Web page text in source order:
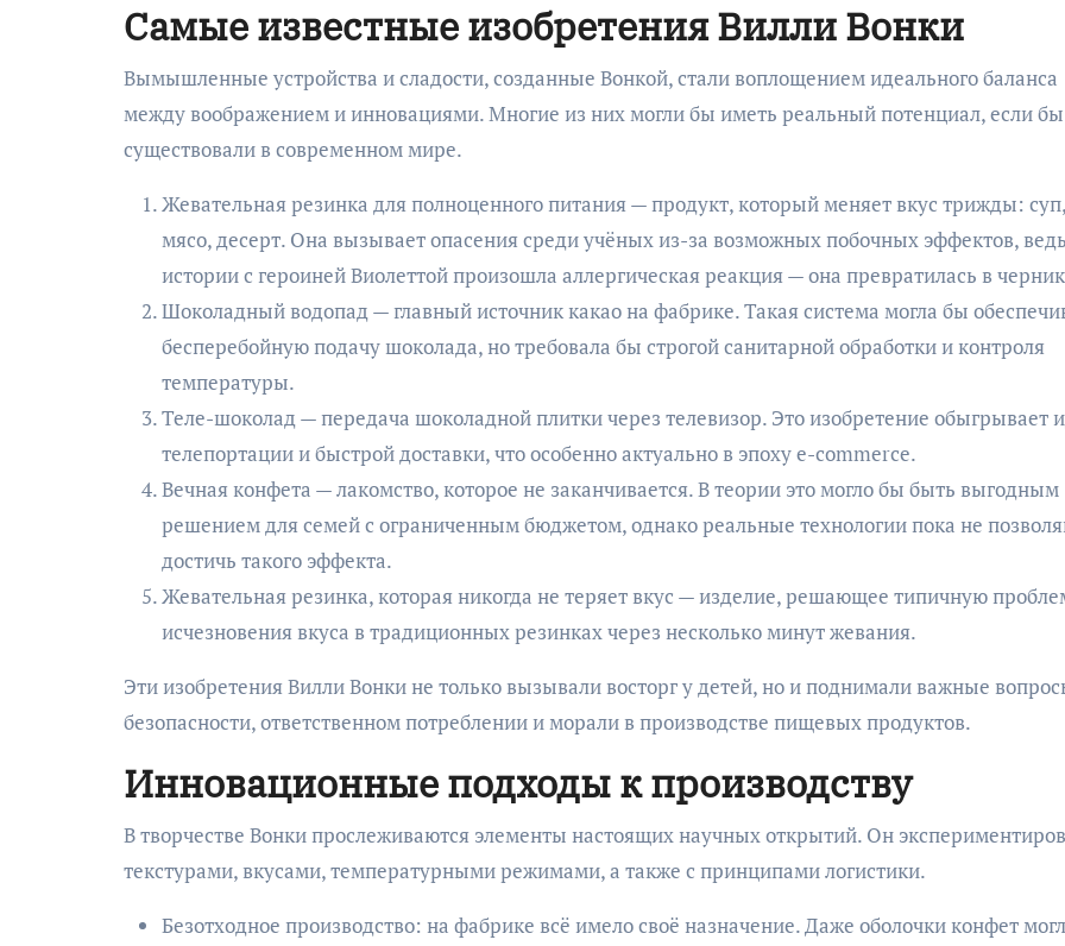
Самые известные изобретения Вилли Вонки
Вымышленные устройства и сладости, созданные Вонкой, стали воплощением идеального баланса
между воображением и инновациями. Многие из них могли бы иметь реальный потенциал, если бы
существовали в современном мире.
Жевательная резинка для полноценного питания — продукт, который меняет вкус трижды: суп,
мясо, десерт. Она вызывает опасения среди учёных из-за возможных побочных эффектов,
истории с героиней Виолеттой произошла аллергическая реакция — она превратилась в
Шоколадный водопад — главный источник какао на фабрике. Такая система могла бы
бесперебойную подачу шоколада, но требовала бы строгой санитарной обработки и контроля
температуры.
Теле-шоколад — передача шоколадной плитки через телевизор. Это изобретение обыгрывает
телепортации и быстрой доставки, что особенно актуально в эпоху e-commerce.
Вечная конфета — лакомство, которое не заканчивается. В теории это могло бы быть выгодным
решением для семей с ограниченным бюджетом, однако реальные технологии пока не
достичь такого эффекта.
Жевательная резинка, которая никогда не теряет вкус — изделие, решающее типичную
исчезновения вкуса в традиционных резинках через несколько минут жевания.
Эти изобретения Вилли Вонки не только вызывали восторг у детей, но и поднимали важные
безопасности, ответственном потреблении и морали в производстве пищевых продуктов.
Инновационные подходы к производству
В творчестве Вонки прослеживаются элементы настоящих научных открытий. Он
текстурами, вкусами, температурными режимами, а также с принципами логистики.
Безотходное производство: на фабрике всё имело своё назначение. Даже оболочки конфет